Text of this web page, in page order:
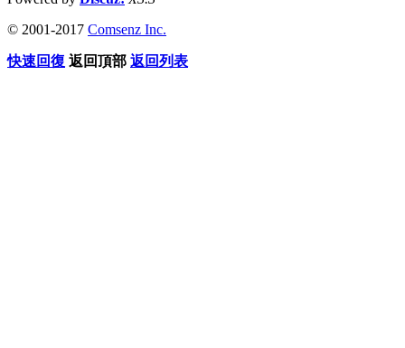
© 2001-2017 Comsenz Inc.
快速回復 返回頂部 返回列表